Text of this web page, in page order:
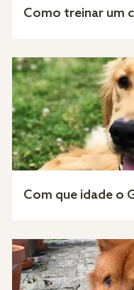
Como treinar um
Com que idade o